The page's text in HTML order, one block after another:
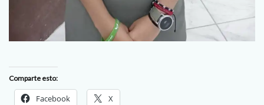
Comparte esto:
Facebook X